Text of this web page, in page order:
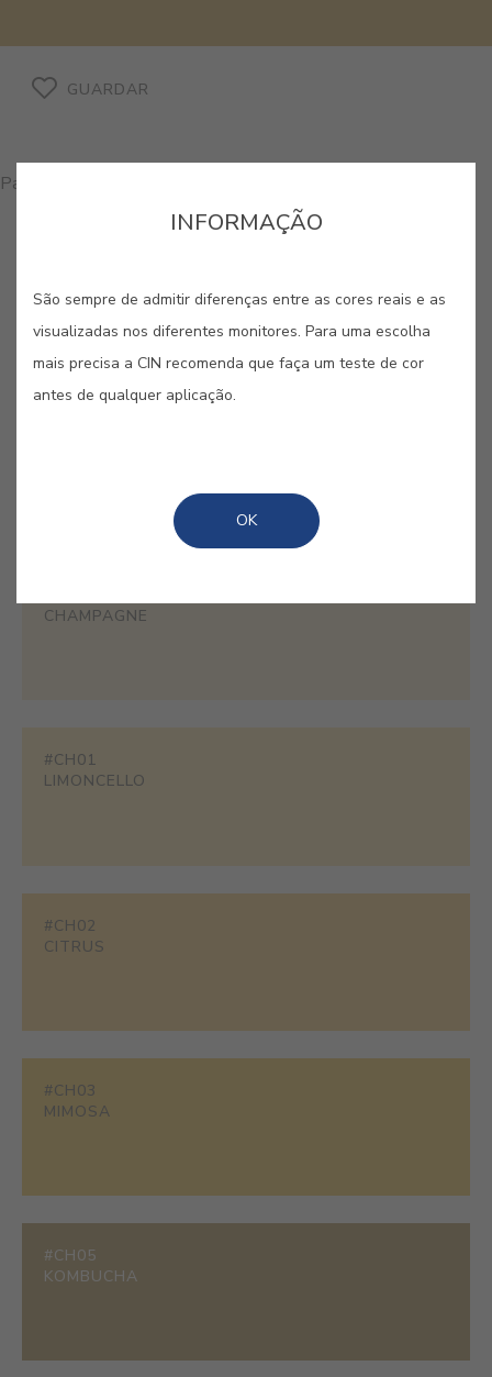
GUARDAR
Para comprar produtos nesta cor, por favor, contacte-nos
CORES RELACIONADAS
Dos amarelos vibrantes aos laranjas mais quentes,
qualquer espaço com um toque de audácia solar.
CHAMPAGNE
#CH01
LIMONCELLO
#CH02
CITRUS
#CH03
MIMOSA
#CH05
KOMBUCHA
INFORMAÇÃO
São sempre de admitir diferenças entre as cores reais e as
visualizadas nos diferentes monitores. Para uma escolha
mais precisa a CIN recomenda que faça um teste de cor
antes de qualquer aplicação.
OK